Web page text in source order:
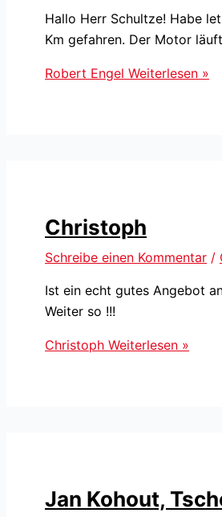
Hallo Herr Schultze! Habe
Km gefahren. Der Motor
Robert Engel Weiterlesen »
Christoph
Schreibe einen Kommentar /
Ist ein echt gutes Angebot
Weiter so !!!
Christoph Weiterlesen »
Jan Kohout,